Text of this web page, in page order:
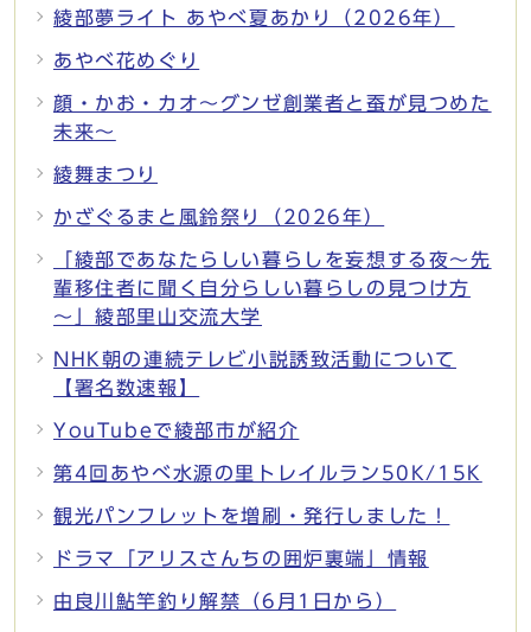
綾部夢ライト あやべ夏あかり（2026年）
あやべ花めぐり
顔・かお・カオ～グンゼ創業者と蚕が見つめた
未来～
綾舞まつり
かざぐるまと風鈴祭り（2026年）
「綾部であなたらしい暮らしを妄想する夜～先
輩移住者に聞く自分らしい暮らしの見つけ方
～」綾部里山交流大学
NHK朝の連続テレビ小説誘致活動について
【署名数速報】
YouTubeで綾部市が紹介
第4回あやべ水源の里トレイルラン50K/15K
観光パンフレットを増刷・発行しました！
ドラマ「アリスさんちの囲炉裏端」情報
由良川鮎竿釣り解禁（6月1日から）